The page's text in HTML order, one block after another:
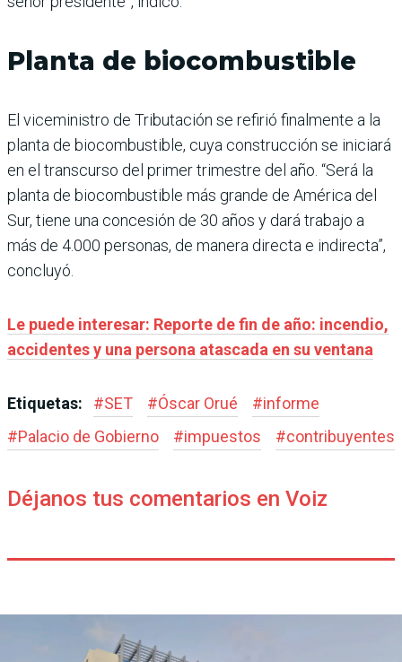
Planta de biocombustible
El viceministro de Tributación se refirió finalmente a la
planta de biocombustible, cuya construcción se iniciará
en el transcurso del primer trimestre del año. “Será la
planta de biocombustible más grande de América del
Sur, tiene una concesión de 30 años y dará trabajo a
más de 4.000 personas, de manera directa e indirecta”,
concluyó.
Le puede interesar: Reporte de fin de año: incendio,
accidentes y una persona atascada en su ventana
Etiquetas: #SET #Óscar Orué #informe
#Palacio de Gobierno #impuestos #contribuyentes
Déjanos tus comentarios en Voiz